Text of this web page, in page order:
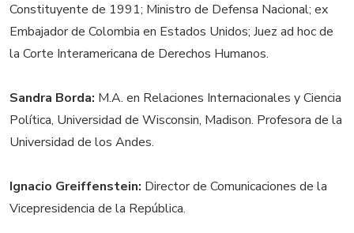
Constituyente de 1991; Ministro de Defensa Nacional; ex
Embajador de Colombia en Estados Unidos; Juez ad hoc de
la Corte Interamericana de Derechos Humanos.
Sandra Borda: M.A. en Relaciones Internacionales y Ciencia
Política, Universidad de Wisconsin, Madison. Profesora de la
Universidad de los Andes.
Ignacio Greiffenstein: Director de Comunicaciones de la
Vicepresidencia de la República.